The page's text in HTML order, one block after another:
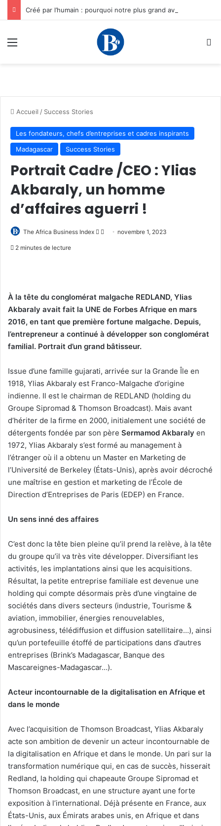
Menu
Accueil / Success Stories
Les fondateurs, chefs d’entreprises et cadres inspirants
Madagascar
Success Stories
Portrait Cadre /CEO : Ylias
Akbaraly, un homme
d’affaires aguerri !
The Africa Business Index
Follow
Envoyernovembre 1, 2023
2 minutes de lecture
À la tête du conglomérat malgache REDLAND, Ylias
Akbaraly avait fait la UNE de Forbes Afrique en mars
2016, en tant que première fortune malgache. Depuis,
l’entrepreneur a continué à développer son conglomérat
familial. Portrait d’un grand bâtisseur.
Issue d’une famille gujarati, arrivée sur la Grande Île en
1918, Ylias Akbaraly est Franco-Malgache d’origine
indienne. Il est le chairman de REDLAND (holding du
Groupe Sipromad & Thomson Broadcast). Mais avant
d’hériter de la firme en 2000, initialement une société de
détergents fondée par son père Sermamod Akbaraly en
1972, Ylias Akbaraly s’est formé au management à
l’étranger où il a obtenu un Master en Marketing de
l’Université de Berkeley (États-Unis), après avoir décroché
une maîtrise en gestion et marketing de l’École de
Direction d’Entreprises de Paris (EDEP) en France.
Un sens inné des affaires
C’est donc la tête bien pleine qu’il prend la relève, à la tête
du groupe qu’il va très vite développer. Diversifiant les
activités, les implantations ainsi que les acquisitions.
Résultat, la petite entreprise familiale est devenue une
holding qui compte désormais près d’une vingtaine de
sociétés dans divers secteurs (industrie, Tourisme &
aviation, immobilier, énergies renouvelables,
agrobusiness, télédiffusion et diffusion satellitaire…), ainsi
qu’un portefeuille étoffé de participations dans d’autres
entreprises (Brink’s Madagascar, Banque des
Mascareignes-Madagascar…).
Acteur incontournable de la digitalisation en Afrique et
dans le monde
Avec l’acquisition de Thomson Broadcast, Ylias Akbaraly
acte son ambition de devenir un acteur incontournable de
la digitalisation en Afrique et dans le monde. Un pari sur la
transformation numérique qui, en cas de succès, hisserait
Redland, la holding qui chapeaute Groupe Sipromad et
Thomson Broadcast, en une structure ayant une forte
exposition à l’international. Déjà présente en France, aux
États-Unis, aux Émirats arabes unis, en Afrique et dans